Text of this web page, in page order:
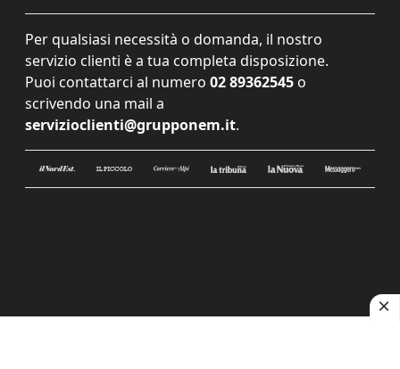
Per qualsiasi necessità o domanda, il nostro
servizio clienti è a tua completa disposizione.
Puoi contattarci al numero 02 89362545 o
scrivendo una mail a
servizioclienti@grupponem.it.